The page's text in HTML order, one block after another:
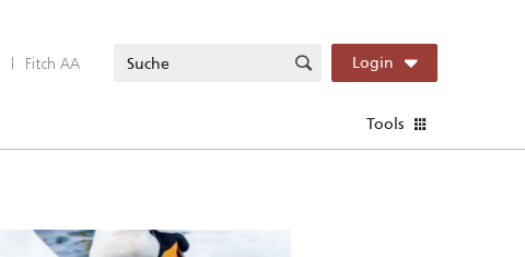
| Fitch AA Login
Tools